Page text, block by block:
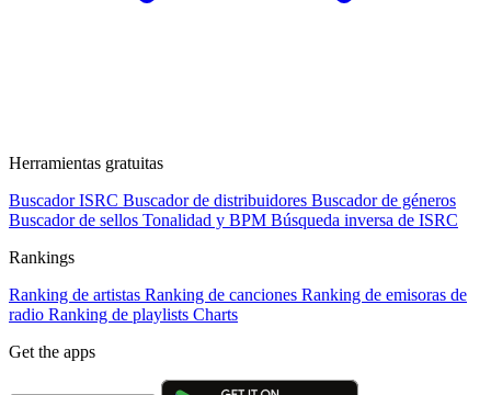
Herramientas gratuitas
Buscador ISRC Buscador de distribuidores Buscador de géneros
Buscador de sellos Tonalidad y BPM Búsqueda inversa de ISRC
Rankings
Ranking de artistas Ranking de canciones Ranking de emisoras de
radio Ranking de playlists Charts
Get the apps